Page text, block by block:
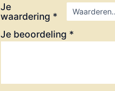
Je
waardering *
Je beoordeling *